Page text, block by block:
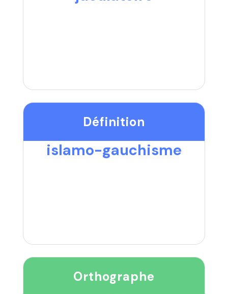
Définition
islamo-gauchisme
Orthographe